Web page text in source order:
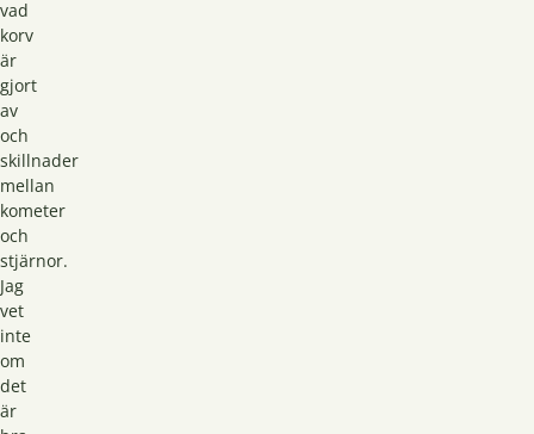
vad
korv
är
gjort
av
och
skillnader
mellan
kometer
och
stjärnor.
Jag
vet
inte
om
det
är